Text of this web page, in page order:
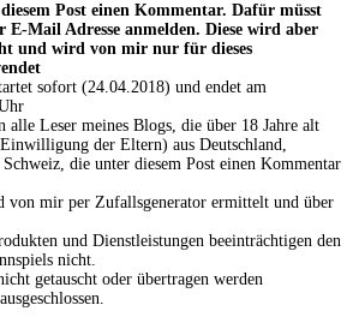
Post einen Kommentar. Dafür müsst
Mail Adresse anmelden. Diese wird aber
und wird von mir nur für dieses
sofort (24.04.2018) und endet am
alle Leser meines Blogs, die über 18 Jahre alt
der Eltern) aus Deutschland,
die unter diesem Post einen Kommentar
von mir per Zufallsgenerator ermittelt und über
und Dienstleistungen beeinträchtigen den
nicht.
getauscht oder übertragen werden